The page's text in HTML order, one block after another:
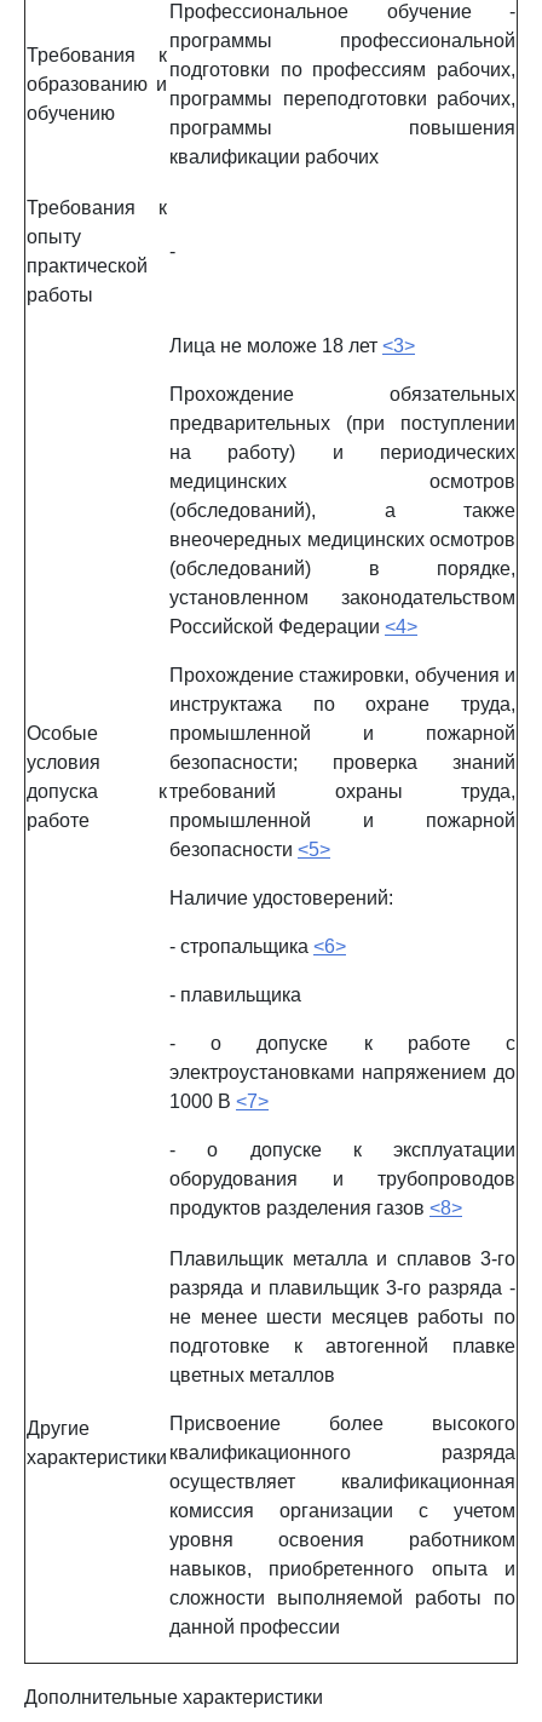
Требования к
образованию и
обучению
Профессиональное обучение -
программы профессиональной
подготовки по профессиям рабочих,
программы переподготовки рабочих,
программы повышения
квалификации рабочих
Требования к
опыту
практической
работы
-
Особые
условия
допуска к
работе
Лица не моложе 18 лет <3>
Прохождение обязательных
предварительных (при поступлении
на работу) и периодических
медицинских осмотров
(обследований), а также
внеочередных медицинских осмотров
(обследований) в порядке,
установленном законодательством
Российской Федерации <4>
Прохождение стажировки, обучения и
инструктажа по охране труда,
промышленной и пожарной
безопасности; проверка знаний
требований охраны труда,
промышленной и пожарной
безопасности <5>
Наличие удостоверений:
- стропальщика <6>
- плавильщика
- о допуске к работе с
электроустановками напряжением до
1000 В <7>
- о допуске к эксплуатации
оборудования и трубопроводов
продуктов разделения газов <8>
Другие
характеристики
Плавильщик металла и сплавов 3-го
разряда и плавильщик 3-го разряда -
не менее шести месяцев работы по
подготовке к автогенной плавке
цветных металлов
Присвоение более высокого
квалификационного разряда
осуществляет квалификационная
комиссия организации с учетом
уровня освоения работником
навыков, приобретенного опыта и
сложности выполняемой работы по
данной профессии
Дополнительные характеристики